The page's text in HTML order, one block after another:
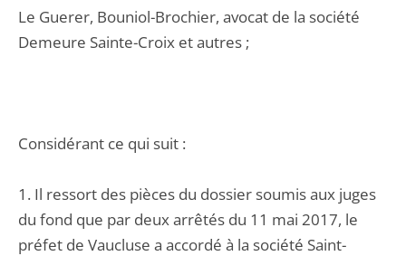
Le Guerer, Bouniol-Brochier, avocat de la société
Demeure Sainte-Croix et autres ;
Considérant ce qui suit :
1. Il ressort des pièces du dossier soumis aux juges
du fond que par deux arrêtés du 11 mai 2017, le
préfet de Vaucluse a accordé à la société Saint-